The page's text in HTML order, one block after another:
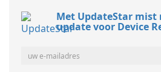
Met UpdateStar mist
update voor Device